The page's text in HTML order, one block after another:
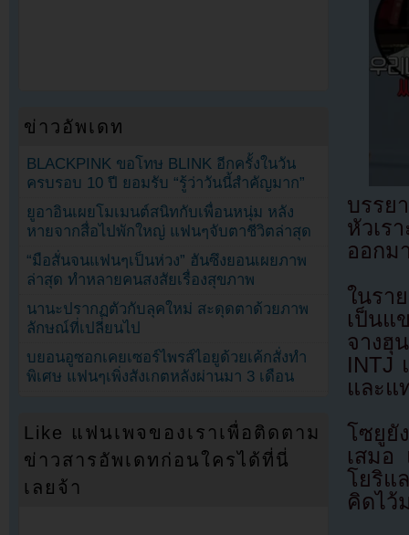
บรรย
หัวเร
ออกม
ในรา
เป็นแ
จางฮุ
และแ
โซยูยั
เสมอ
โยริแ
คิดไว้
ข่าวอัพเดท
BLACKPINK ขอโทษ BLINK อีกครั้งในวัน
ครบรอบ 10 ปี ยอมรับ “รู้ว่าวันนี้สำคัญมาก”
ยูอาอินเผยโมเมนต์สนิทกับเพื่อนหนุ่ม หลัง
หายจากสื่อไปพักใหญ่ แฟนๆจับตาชีวิตล่าสุด
“มือสั่นจนแฟนๆเป็นห่วง” ฮันซึงยอนเผยภาพ
ล่าสุด ทำหลายคนสงสัยเรื่องสุขภาพ
นานะปรากฏตัวกับลุคใหม่ สะดุดตาด้วยภาพ
ลักษณ์ที่เปลี่ยนไป
บยอนอูซอกเคยเซอร์ไพรส์ไอยูด้วยเค้กสั่งทำ
พิเศษ แฟนๆเพิ่งสังเกตหลังผ่านมา 3 เดือน
Like แฟนเพจของเราเพื่อติดตาม
ข่าวสารอัพเดทก่อนใครได้ที่นี่
เลยจ้า